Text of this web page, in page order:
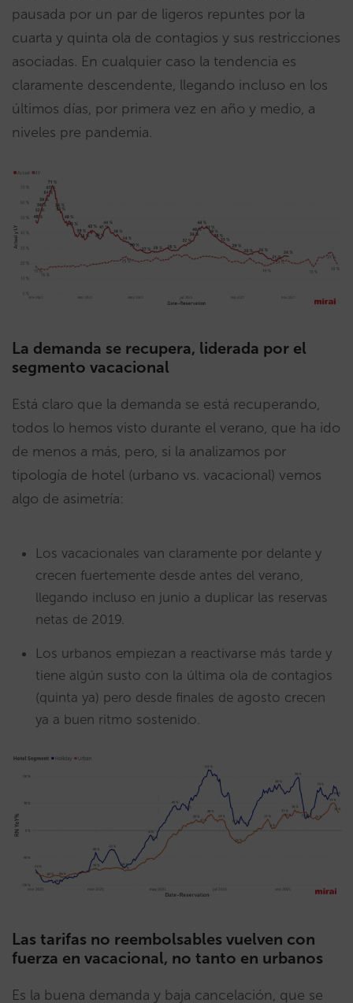
pausada por un par de ligeros repuntes por la
cuarta y quinta ola de contagios y sus restricciones
asociadas. En cualquier caso la tendencia es
claramente descendente, llegando incluso en los
últimos días, por primera vez en año y medio, a
niveles pre pandemia.
La demanda se recupera, liderada por el
segmento vacacional
Está claro que la demanda se está recuperando,
todos lo hemos visto durante el verano, que ha ido
de menos a más, pero, si la analizamos por
tipología de hotel (urbano vs. vacacional) vemos
algo de asimetría:
Los vacacionales van claramente por delante y
crecen fuertemente desde antes del verano,
llegando incluso en junio a duplicar las reservas
netas de 2019.
Los urbanos empiezan a reactivarse más tarde y
tiene algún susto con la última ola de contagios
(quinta ya) pero desde finales de agosto crecen
ya a buen ritmo sostenido.
Las tarifas no reembolsables vuelven con
fuerza en vacacional, no tanto en urbanos
Es la buena demanda y baja cancelación, que se